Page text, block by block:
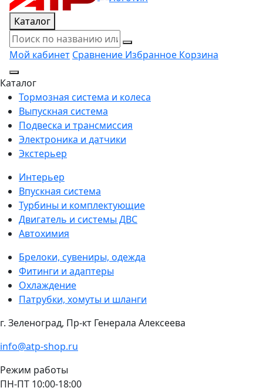
Каталог
Мой кабинет Сравнение Избранное Корзина
Каталог
Тормозная система и колеса
Выпускная система
Подвеска и трансмиссия
Электроника и датчики
Экстерьер
Интерьер
Впускная система
Турбины и комплектующие
Двигатель и системы ДВС
Автохимия
Брелоки, сувениры, одежда
Фитинги и адаптеры
Охлаждение
Патрубки, хомуты и шланги
г. Зеленоград, Пр-кт Генерала Алексеева
info@atp-shop.ru
Режим работы
ПН-ПТ 10:00-18:00